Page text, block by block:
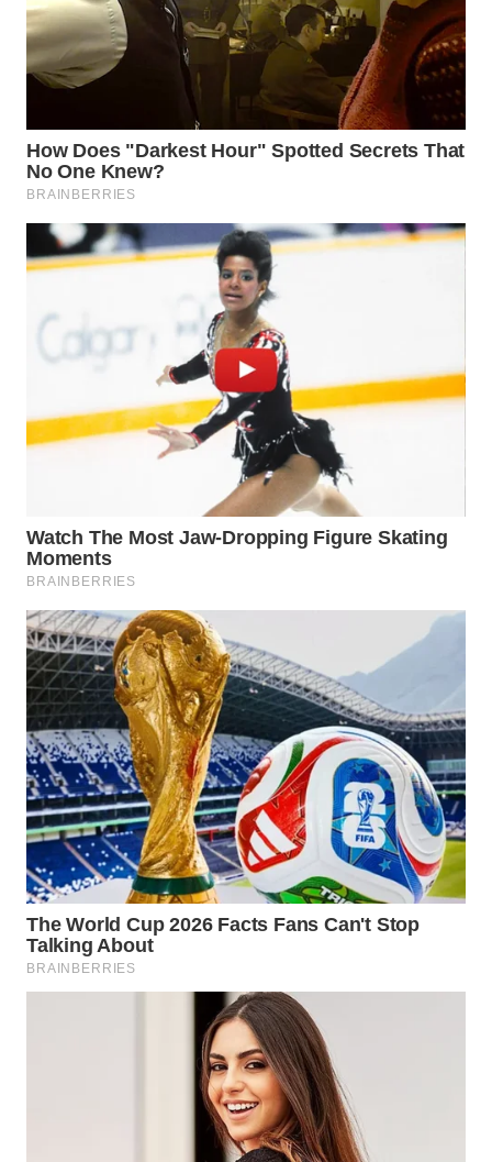
PAKPAK
WN
WN
BEKASI
WN
BOGOR
WN
DEPOK
TAPANULI
UTARA
SAMOSIR
WN
PADANG
LAWAS
WN
SUMEDANG
WN
CIANJUR
WN
KEPULAUAN
SERIBU
WN